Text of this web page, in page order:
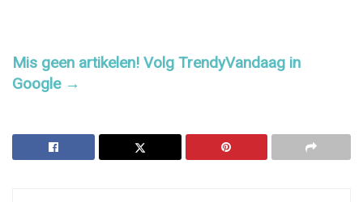
Mis geen artikelen! Volg TrendyVandaag in
Google →